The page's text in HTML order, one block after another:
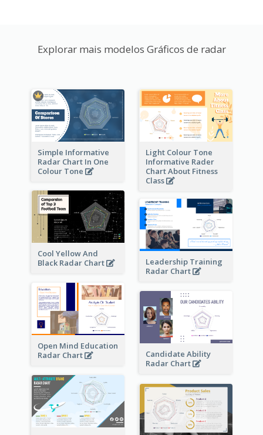
Explorar mais modelos Gráficos de radar
Simple Informative
Radar Chart In One
Colour Tone
Light Colour Tone
Informative Rader
Chart About Fitness
Class
Cool Yellow And
Black Radar Chart
Leadership Training
Radar Chart
Open Mind Education
Radar Chart
Candidate Ability
Radar Chart